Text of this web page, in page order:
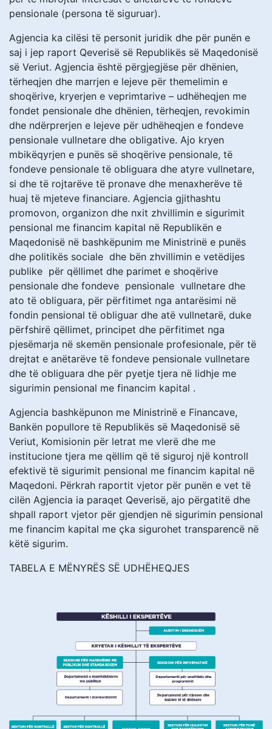
pensionale (persona të siguruar).
Agjencia ka cilësi të personit juridik dhe për punën e
saj i jep raport Qeverisë së Republikës së Maqedonisë
së Veriut. Agjencia është përgjegjëse për dhënien,
tërheqjen dhe marrjen e lejeve për themelimin e
shoqërive, kryerjen e veprimtarive – udhëheqjen me
fondet pensionale dhe dhënien, tërheqjen, revokimin
dhe ndërprerjen e lejeve për udhëheqjen e fondeve
pensionale vullnetare dhe obligative. Ajo kryen
mbikëqyrjen e punës së shoqërive pensionale, të
fondeve pensionale të obliguara dhe atyre vullnetare,
si dhe të rojtarëve të pronave dhe menaxherëve të
huaj të mjeteve financiare. Agjencia gjithashtu
promovon, organizon dhe nxit zhvillimin e sigurimit
pensional me financim kapital në Republikën e
Maqedonisë në bashkëpunim me Ministrinë e punës
dhe politikës sociale dhe bën zhvillimin e vetëdijes
publike për qëllimet dhe parimet e shoqërive
pensionale dhe fondeve pensionale vullnetare dhe
ato të obliguara, për përfitimet nga antarësimi në
fondin pensional të obliguar dhe atë vullnetarë, duke
përfshirë qëllimet, principet dhe përfitimet nga
pjesëmarja në skemën pensionale profesionale, për të
drejtat e anëtarëve të fondeve pensionale vullnetare
dhe të obliguara dhe për pyetje tjera në lidhje me
sigurimin pensional me financim kapital .
Agjencia bashkëpunon me Ministrinë e Financave,
Bankën popullore të Republikës së Maqedonisë së
Veriut, Komisionin për letrat me vlerë dhe me
institucione tjera me qëllim që të siguroj një kontroll
efektivë të sigurimit pensional me financim kapital në
Maqedoni. Përkrah raportit vjetor për punën e vet të
cilën Agjencia ia paraqet Qeverisë, ajo përgatitë dhe
shpall raport vjetor për gjendjen në sigurimin pensional
me financim kapital me çka sigurohet transparencë në
këtë sigurim.
TABELA E MËNYRËS SË UDHËHEQJES